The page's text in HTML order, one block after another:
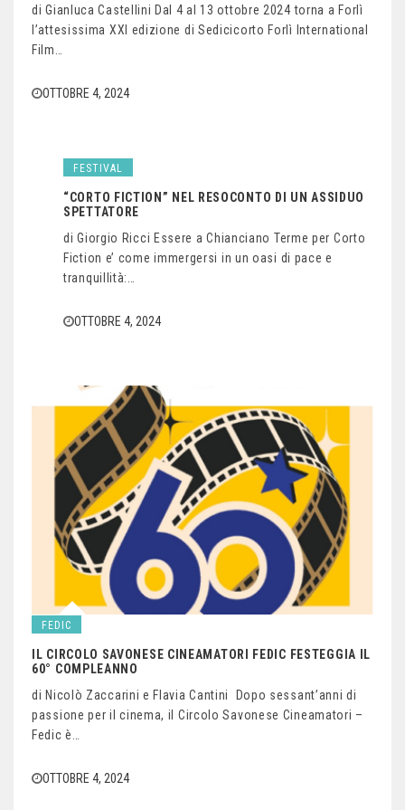
di Gianluca Castellini Dal 4 al 13 ottobre 2024 torna a Forlì
l’attesissima XXI edizione di Sedicicorto Forlì International
Film…
OTTOBRE 4, 2024
FESTIVAL
“CORTO FICTION” NEL RESOCONTO DI UN ASSIDUO
SPETTATORE
di Giorgio Ricci Essere a Chianciano Terme per Corto
Fiction e’ come immergersi in un oasi di pace e
tranquillità:…
OTTOBRE 4, 2024
FEDIC
IL CIRCOLO SAVONESE CINEAMATORI FEDIC FESTEGGIA IL
60° COMPLEANNO
di Nicolò Zaccarini e Flavia Cantini Dopo sessant’anni di
passione per il cinema, il Circolo Savonese Cineamatori –
Fedic è…
OTTOBRE 4, 2024